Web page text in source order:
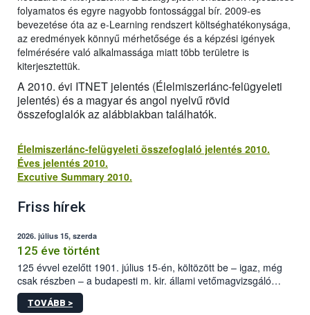
folyamatos és egyre nagyobb fontossággal bír. 2009-es
bevezetése óta az e-Learning rendszert költséghatékonysága,
az eredmények könnyű mérhetősége és a képzési igények
felmérésére való alkalmassága miatt több területre is
kiterjesztettük.
A 2010. évi ITNET jelentés (Élelmiszerlánc-felügyeleti
jelentés) és a magyar és angol nyelvű rövid
összefoglalók az alábbiakban találhatók.
Élelmiszerlánc-felügyeleti összefoglaló jelentés 2010.
Éves jelentés 2010.
Excutive Summary 2010.
Friss hírek
2026. július 15, szerda
125 éve történt
125 évvel ezelőtt 1901. július 15-én, költözött be – igaz, még
csak részben – a budapesti m. kir. állami vetőmagvizsgáló
állomás a Kis Rókus utca 15. szám alatti, Czigler Győző által
tervezett új épületébe.
TOVÁBB >